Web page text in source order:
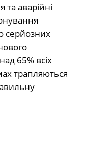
аварійні
серйозних
65% всіх
трапляються